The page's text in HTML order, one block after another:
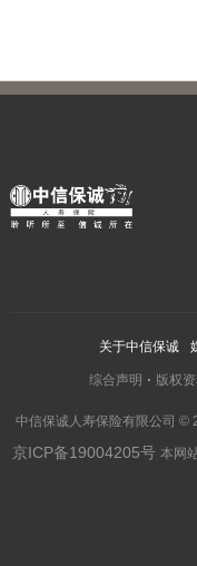
关于中信保诚
综合声明 版权
中信保诚人寿保险有限公司 ©
京ICP备19004205号 本网